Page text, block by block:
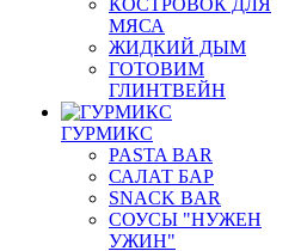
КОСТРОВОК ДЛЯ
МЯСА
ЖИДКИЙ ДЫМ
ГОТОВИМ
ГЛИНТВЕЙН
ГУРМИКС
PASTA BAR
САЛАТ БАР
SNACK BAR
СОУСЫ "НУЖЕН
УЖИН"